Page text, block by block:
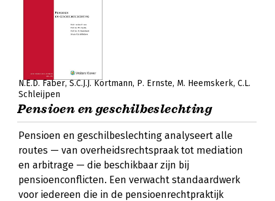
N.E.D. Faber S.C.J.J. Kortmann P. Ernste M. Heemskerk C.L.
Schleijpen
Pensioen en geschilbeslechting
Pensioen en geschilbeslechting analyseert alle
routes — van overheidsrechtspraak tot mediation
en arbitrage — die beschikbaar zijn bij
pensioenconflicten. Een verwacht standaardwerk
voor iedereen die in de pensioenrechtpraktijk